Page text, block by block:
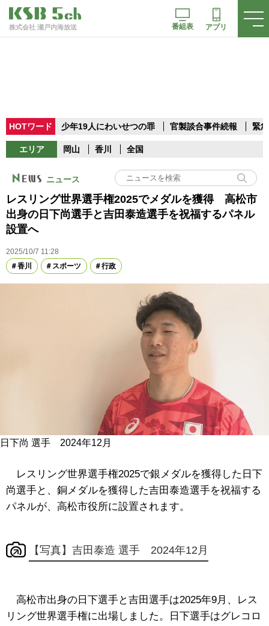
株式会社 瀬戸内海放送 番組表 アプリ
HOTワード 少年19人にわいせつの罪 官製談合事件続報 緊
エリア 岡山 香川 全国
ニュース
レスリング世界選手権2025でメダルを獲得 高松市
出身の日下尚選手と吉田泰造選手を祝福するパネル
設置へ
2025/10/7 11:28
香川
スポーツ 行政
日下尚 選手 2024年12月
レスリング世界選手権2025で銀メダルを獲得した日下
尚選手と、銅メダルを獲得した吉田泰造選手を祝福する
パネルが、高松市役所に設置されます。
【写真】吉田泰造 選手 2024年12月
高松市出身の日下選手と吉田選手は2025年9月、レス
リング世界選手権に出場しました。日下選手はグレコロ